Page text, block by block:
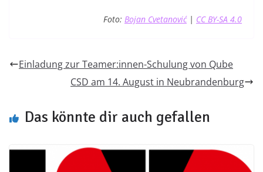
Foto: Bojan Cvetanović| CC BY-SA 4.0
Einladung zur Teamer:innen-Schulung von Qube
CSD am 14. August in Neubrandenburg
Das könnte dir auch gefallen